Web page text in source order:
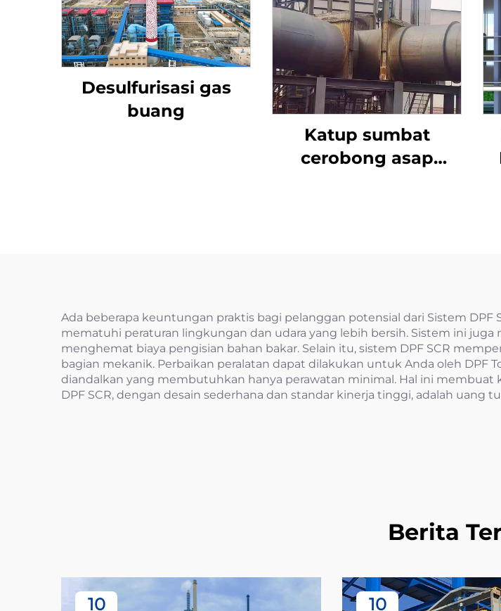
Desulfurisasi gas
buang
Katup sumbat
cerobong asap
Ada beberapa keuntungan praktis bagi pelanggan potensial dari Sistem
mematuhi peraturan lingkungan dan udara yang lebih bersih. Sistem ini
menghemat biaya pengisian bahan bakar. Selain itu, sistem DPF SCR
bagian mekanik. Perbaikan peralatan dapat dilakukan untuk Anda oleh DPF
diandalkan yang membutuhkan hanya perawatan minimal. Hal ini membuat
DPF SCR, dengan desain sederhana dan standar kinerja tinggi, adalah uang
Berita
10 10